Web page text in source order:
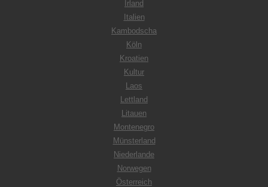
Irland
Italien
Kambodscha
Köln
Kroatien
Kultur
Laos
Lettland
Litauen
Montenegro
Münsterland
Niederlande
Norwegen
Österreich